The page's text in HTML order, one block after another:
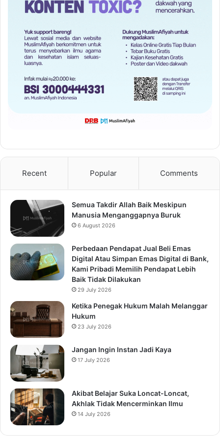
Recent Popular Comments
Semua Takdir Allah Baik Meskipun
Manusia Menganggapnya Buruk
6 August 2026
Perbedaan Pendapat Jual Beli Emas
Digital Atau Simpan Emas Digital di Bank,
Kami Pribadi Memilih Pendapat Lebih
Baik Tidak Dilakukan
29 July 2026
Ketika Penegak Hukum Malah Melanggar
Hukum
23 July 2026
Jangan Ingin Instan Jadi Kaya
17 July 2026
Akibat Belajar Suka Loncat-Loncat,
Akhlak Tidak Mencerminkan Ilmu
14 July 2026